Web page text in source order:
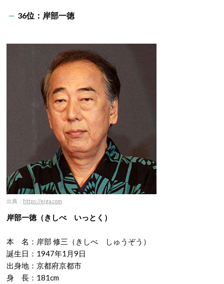
36位：岸部一徳
出典： https://eiga.com
岸部一徳（きしべ いっとく）
本 名：岸部 修三（きしべ しゅうぞう）
誕生日：1947年1月9日
出身地：京都府京都市
身 長：181cm